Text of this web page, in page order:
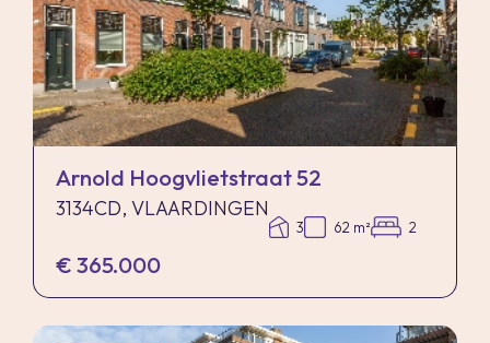
Arnold Hoogvlietstraat 52
3134CD, VLAARDINGEN
3 62 m² 2
€ 365.000